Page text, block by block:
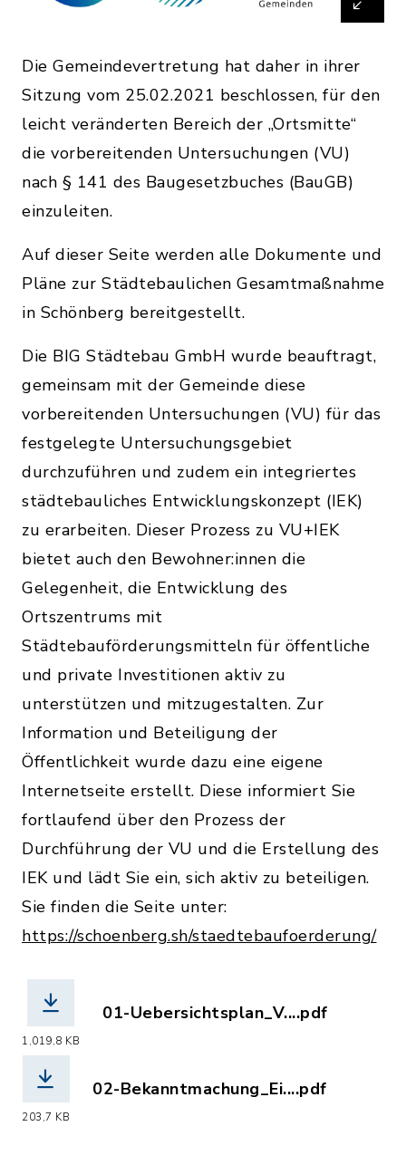
Die Gemeindevertretung hat daher in ihrer
Sitzung vom 25.02.2021 beschlossen, für den
leicht veränderten Bereich der „Ortsmitte“
die vorbereitenden Untersuchungen (VU)
nach § 141 des Baugesetzbuches (BauGB)
einzuleiten.
Auf dieser Seite werden alle Dokumente und
Pläne zur Städtebaulichen Gesamtmaßnahme
in Schönberg bereitgestellt.
Die BIG Städtebau GmbH wurde beauftragt,
gemeinsam mit der Gemeinde diese
vorbereitenden Untersuchungen (VU) für das
festgelegte Untersuchungsgebiet
durchzuführen und zudem ein integriertes
städtebauliches Entwicklungskonzept (IEK)
zu erarbeiten. Dieser Prozess zu VU+IEK
bietet auch den Bewohner:innen die
Gelegenheit, die Entwicklung des
Ortszentrums mit
Städtebauförderungsmitteln für öffentliche
und private Investitionen aktiv zu
unterstützen und mitzugestalten. Zur
Information und Beteiligung der
Öffentlichkeit wurde dazu eine eigene
Internetseite erstellt. Diese informiert Sie
fortlaufend über den Prozess der
Durchführung der VU und die Erstellung des
IEK und lädt Sie ein, sich aktiv zu beteiligen.
Sie finden die Seite unter:
https://schoenberg.sh/staedtebaufoerderung/
1,019,8 KB
01-Uebersichtsplan_V....pdf
203,7 KB
02-Bekanntmachung_Ei....pdf